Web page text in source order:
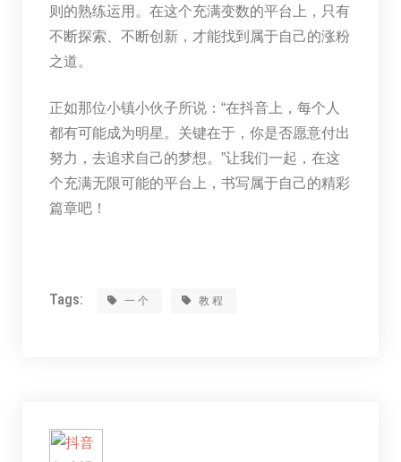
则的熟练运用。在这个充满变数的平台上，只有
不断探索、不断创新，才能找到属于自己的涨粉
之道。
正如那位小镇小伙子所说：“在抖音上，每个人
都有可能成为明星。关键在于，你是否愿意付出
努力，去追求自己的梦想。”让我们一起，在这
个充满无限可能的平台上，书写属于自己的精彩
篇章吧！
Tags: 一个 教程